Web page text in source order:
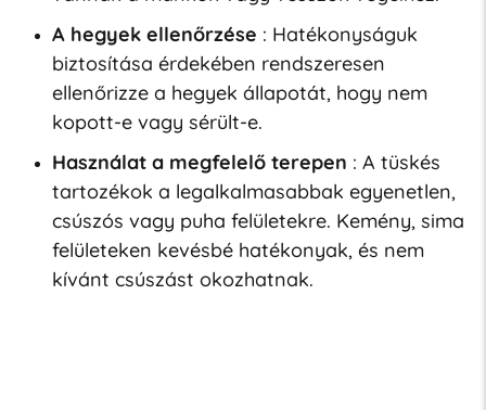
A hegyek ellenőrzése : Hatékonyságuk
biztosítása érdekében rendszeresen
ellenőrizze a hegyek állapotát, hogy nem
kopott-e vagy sérült-e.
Használat a megfelelő terepen : A tüskés
tartozékok a legalkalmasabbak egyenetlen,
csúszós vagy puha felületekre. Kemény, sima
felületeken kevésbé hatékonyak, és nem
kívánt csúszást okozhatnak.